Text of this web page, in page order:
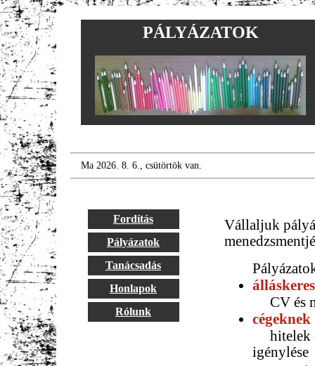
PÁLYÁZATOK
Ma 2026. 8. 6., csütörtök van.
Fordítás
Pályázatok
Tanácsadás
Honlapok
Rólunk
Vállaljuk
CV és
cégeknek
hitelek
igénylése